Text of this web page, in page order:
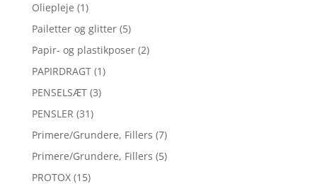
Oliepleje (1)
Pailetter og glitter (5)
Papir- og plastikposer (2)
PAPIRDRAGT (1)
PENSELSÆT (3)
PENSLER (31)
Primere/Grundere, Fillers (7)
Primere/Grundere, Fillers (5)
PROTOX (15)